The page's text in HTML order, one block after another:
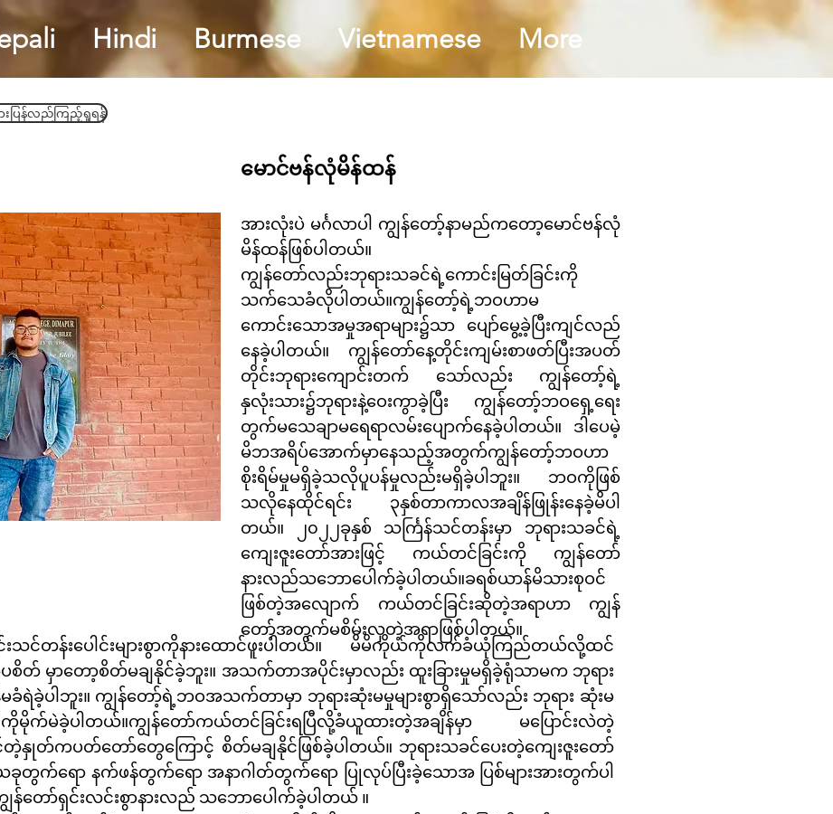
Hindi Burmese Vietnamese More
းပြန်လည်ကြည့်ရှုရန်
မောင်ဗန်လုံမိန်ထန်
အားလုံးပဲ မင်္ဂလာပါ ကျွန်တော့်နာမည်ကတော့မောင်ဗန်လုံ
မိန်ထန်ဖြစ်ပါတယ်။
ကျွန်တော်လည်းဘုရားသခင်ရဲ့ကောင်းမြတ်ခြင်းကို
သက်သေခံလိုပါတယ်။ကျွန်တော့်ရဲ့ဘဝဟာမ
ကောင်းသောအမှုအရာများ၌သာ ပျော်မွေ့ခဲ့ပြီးကျင်လည်
နေခဲ့ပါတယ်။ ကျွန်တော်နေ့တိုင်းကျမ်းစာဖတ်ပြီးအပတ်
တိုင်းဘုရားကျောင်းတက် သော်လည်း ကျွန်တော့်ရဲ့
နှလုံးသား၌ဘုရားနဲ့ဝေးကွာခဲ့ပြီး ကျွန်တော့်ဘဝရှေ့ရေး
တွက်မသေချာမရေရာလမ်းပျောက်နေခဲ့ပါတယ်။ ဒါပေမဲ့
မိဘအရိပ်အောက်မှာနေသည့်အတွက်ကျွန်တော့်ဘဝဟာ
စိုးရိမ်မှုမရှိခဲ့သလိုပူပန်မှုလည်းမရှိခဲ့ပါဘူး။ ဘဝကိုဖြစ်
သလိုနေထိုင်ရင်း ၃နှစ်တာကာလအချိန်ဖြုန်းနေခဲ့မိပါ
တယ်။ ၂၀၂၂ခုနှစ် သင်္ကြန်သင်တန်းမှာ ဘုရားသခင်ရဲ့
ကျေးဇူးတော်အားဖြင့် ကယ်တင်ခြင်းကို ကျွန်တော်
နားလည်သဘောပေါက်ခဲ့ပါတယ်။ခရစ်ယာန်မိသားစုဝင်
ဖြစ်တဲ့အလျောက် ကယ်တင်ခြင်းဆိုတဲ့အရာဟာ ကျွန်
တော့်အတွက်မစိမ်းလှတဲ့အရာဖြစ်ပါတယ်။
းသင်တန်းပေါင်းများစွာကိုနားထောင်ဖူးပါတယ်။ မိမိကိုယ်ကိုလက်ခံယုံကြည်တယ်လို့ထင်
တ် မှာတော့စိတ်မချနိုင်ခဲ့ဘူး။ အသက်တာအပိုင်းမှာလည်း ထူးခြားမှုမရှိခဲ့ရုံသာမက ဘုရား
ရဲခဲ့ပါဘူး။ ကျွန်တော့်ရဲ့ဘဝအသက်တာမှာ ဘုရားဆုံးမမှုများစွာရှိသော်လည်း ဘုရား ဆုံးမ
ကိုမိုက်မဲခဲ့ပါတယ်။ကျွန်တော်ကယ်တင်ခြင်းရပြီလို့ခံယူထားတဲ့အချိန်မှာ မပြောင်းလဲတဲ့
တ်ကပတ်တော်တွေကြောင့် စိတ်မချနိုင်ဖြစ်ခဲ့ပါတယ်။ ဘုရားသခင်ပေးတဲ့ကျေးဇူးတော်
က်ရော နက်ဖန်တွက်ရော အနာဂါတ်တွက်ရော ပြုလုပ်ပြီးခဲ့သောအ ပြစ်များအားတွက်ပါ
န်တော်ရှင်းလင်းစွာနားလည် သဘောပေါက်ခဲ့ပါတယ် ။